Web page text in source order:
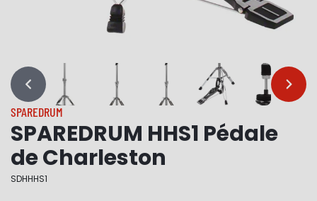
… …
SPAREDRUM
SPAREDRUM HHS1 Pédale
de Charleston
SDHHHS1